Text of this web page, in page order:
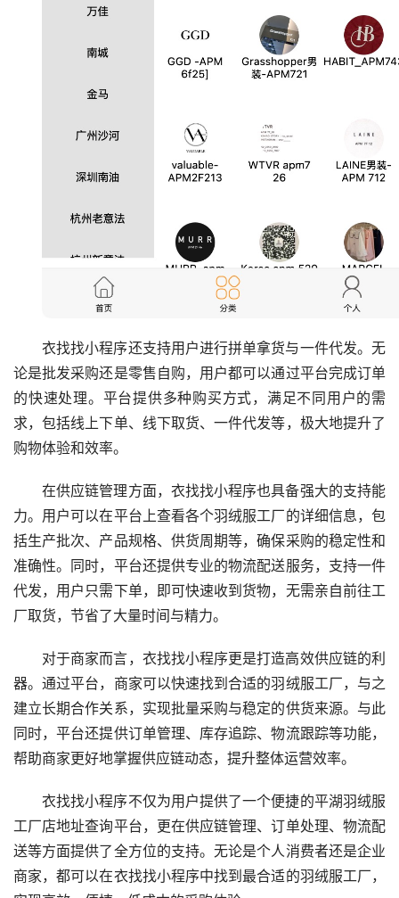
衣找找小程序还支持用户进行拼单拿货与一件代发。无
论是批发采购还是零售自购，用户都可以通过平台完成订单
的快速处理。平台提供多种购买方式，满足不同用户的需
求，包括线上下单、线下取货、一件代发等，极大地提升了
购物体验和效率。
在供应链管理方面，衣找找小程序也具备强大的支持能
力。用户可以在平台上查看各个羽绒服工厂的详细信息，包
括生产批次、产品规格、供货周期等，确保采购的稳定性和
准确性。同时，平台还提供专业的物流配送服务，支持一件
代发，用户只需下单，即可快速收到货物，无需亲自前往工
厂取货，节省了大量时间与精力。
对于商家而言，衣找找小程序更是打造高效供应链的利
器。通过平台，商家可以快速找到合适的羽绒服工厂，与之
建立长期合作关系，实现批量采购与稳定的供货来源。与此
同时，平台还提供订单管理、库存追踪、物流跟踪等功能，
帮助商家更好地掌握供应链动态，提升整体运营效率。
衣找找小程序不仅为用户提供了一个便捷的平湖羽绒服
工厂店地址查询平台，更在供应链管理、订单处理、物流配
送等方面提供了全方位的支持。无论是个人消费者还是企业
商家，都可以在衣找找小程序中找到最合适的羽绒服工厂，